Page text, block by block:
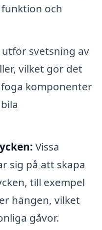
och
utför svetsning av
vilket gör det
komponenter
Vissa
sig på att skapa
till exempel
hängen, vilket
gåvor.